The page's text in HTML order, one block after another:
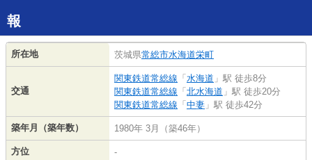
報
所在地 茨城県常総市水海道栄町
交通
関東鉄道常総線 「 水海道 」駅 徒歩8分
関東鉄道常総線 「 北水海道 」駅 徒歩20分
関東鉄道常総線 「 中妻 」駅 徒歩42分
築年月（築年数） 1980年 3月（築46年）
方位 -